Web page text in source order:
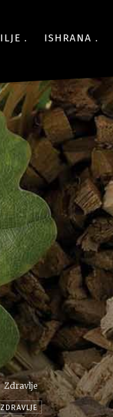
ISHRANA
Zdravlje
ZDRAVLJE